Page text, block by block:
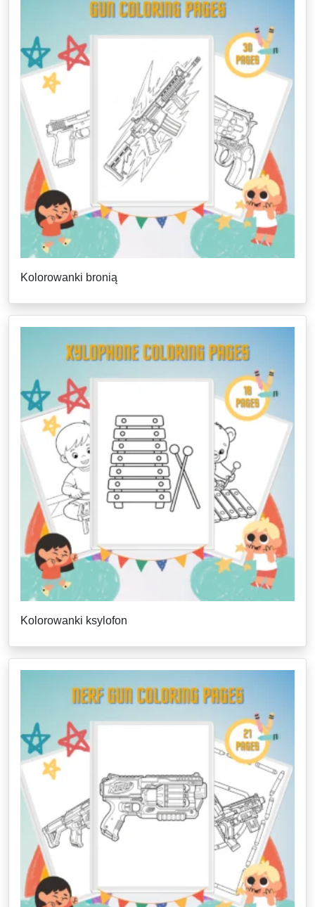
Kolorowanki bronią
Kolorowanki ksylofon